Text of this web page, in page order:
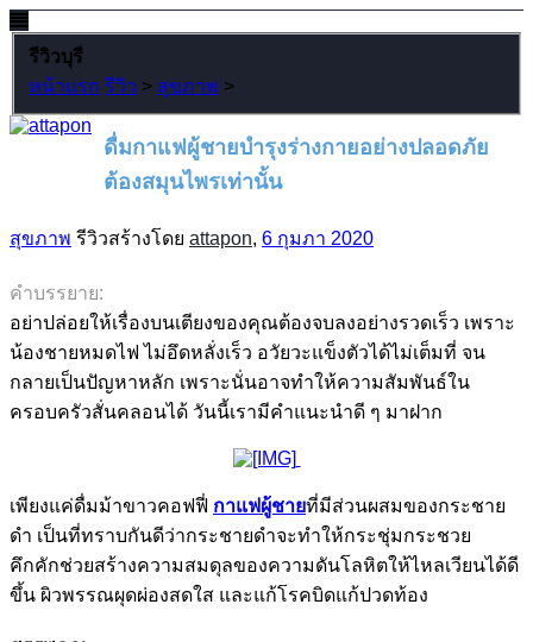
รีวิวบุรี
หน้าแรก รีวิว > สุขภาพ >
ดื่มกาแฟผู้ชายบำรุงร่างกายอย่างปลอดภัย
ต้องสมุนไพรเท่านั้น
สุขภาพ รีวิวสร้างโดย attapon, 6 กุมภา 2020
คำบรรยาย:
อย่าปล่อยให้เรื่องบนเตียงของคุณต้องจบลงอย่างรวดเร็ว เพราะ
น้องชายหมดไฟ ไม่อึดหลั่งเร็ว อวัยวะแข็งตัวได้ไม่เต็มที่ จน
กลายเป็นปัญหาหลัก เพราะนั่นอาจทำให้ความสัมพันธ์ใน
ครอบครัวสั่นคลอนได้ วันนี้เรามีคำแนะนำดี ๆ มาฝาก
เพียงแค่ดื่มม้าขาวคอฟฟี่ กาแฟผู้ชายที่มีส่วนผสมของกระชาย
ดำ เป็นที่ทราบกันดีว่ากระชายดำจะทำให้กระชุ่มกระชวย
คึกคักช่วยสร้างความสมดุลของความดันโลหิตให้ไหลเวียนได้ดี
ขึ้น ผิวพรรณผุดผ่องสดใส และแก้โรคบิดแก้ปวดท้อง